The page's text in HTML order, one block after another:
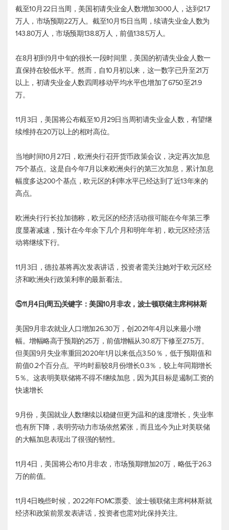
截至10月22日当周，美国初请失业金人数增加3000人，达到21.7
万人，市场预期22万人。截至10月15日当周，续请失业金人数为
143.80万人，市场预期138.8万人，前值138.5万人。
在8月初到9月中旬的很长一段时间里，美国的初请失业金人数一
直保持在较低水平。然而，自10月初以来，这一数字已升至21万
以上，初请失业金人数四周移动平均水平也增加了6750至21.9
万。
11月3日，美国将公布截至10月29日当周初请失业金人数，有望继
续维持在20万以上的相对高位。
当地时间10月27日，欧洲央行召开货币政策会议，决定再次加息
75个基点。这是自今年7月以来欧洲央行的第三次加息，累计加息
幅度多达200个基点，欧元区的利率水平已经达到了近13年来的
高点。
欧洲央行行长拉加德称，欧元区的经济活动很可能在今年第三季
度显著减速，预计在今年余下几个月和明年年初，欧元区经济活
动将继续下行。
11月3日，德拉基将再次发表讲话，投资者需关注她对于欧元区经
济和欧洲央行政策利率的最新看法。
⑤11月4日(周五)关键字：美国10月非农，波士顿联储主席柯林斯
美国9月非农就业人口增加26.30万，创2021年4月以来最小增
幅。增幅略高于预期的25万，前值增幅从30.8万下修至27.5万。
但美国9月失业率重回2020年1月以来低点3.50％，低于预期值和
前值0.2个百分点。平均时薪较8月份增长0.3％，较上年同期增长
5％。这表明美联储将不得不继续加息，因为其目标是遏制工资的
快速增长
9月份，美国就业人数继续以稳健但更为温和的速度增长，失业率
也有所下降，表明劳动力市场依然紧张，而且迄今为止对美联储
的大幅加息表现出了很强的韧性。
11月4日，美国将公布10月非农，市场预期增加20万，略低于26.3
万的前值。
11月4日晚些时候，2022年FOMC票委、波士顿联储主席柯林斯就
经济和政策前景发表讲话，投资者也需对此保持关注。